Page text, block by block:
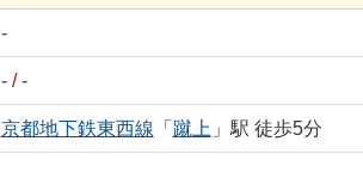
-
- / -
京都地下鉄東西線 「 蹴上 」駅 徒歩5分